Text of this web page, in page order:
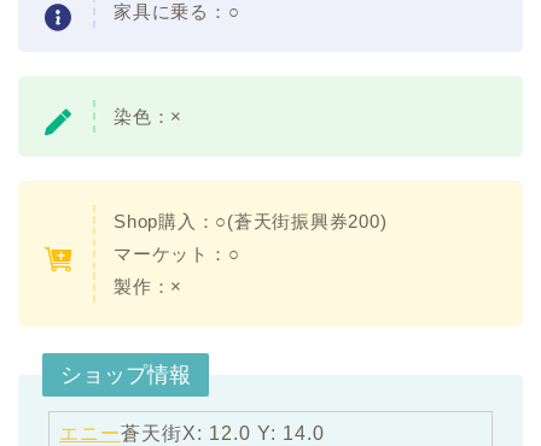
家具に乗る： ○
染色： ×
Shop購入： ○(蒼天街振興券200)
マーケット：○
製作： ×
ショップ情報
エニー蒼天街X: 12.0 Y: 14.0